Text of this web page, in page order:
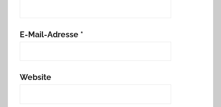
E-Mail-Adresse *
Website